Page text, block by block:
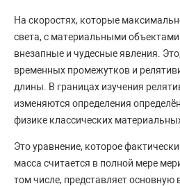
На скоростях, которые
света, с материальными
внезапные и чудесные явления.
временных промежутков и
длины. В границах изучения
изменяются определения
физике классических
Это уравнение, которое
масса считается в полной мере
том числе, представляет основную